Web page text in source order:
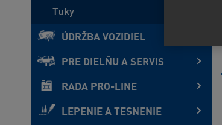
Tuky
ÚDRŽBA VOZIDIEL
PRE DIELŇU A SERVIS
RADA PRO-LINE
LEPENIE A TESNENIE